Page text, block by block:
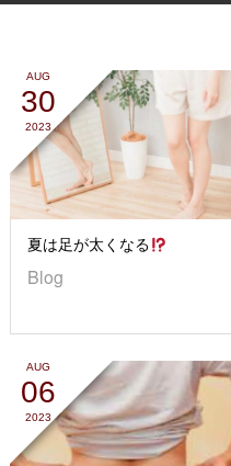
AUG
30
2023
夏は足が太くなる
Blog
AUG
06
2023